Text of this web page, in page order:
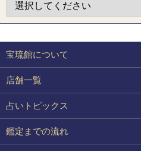
宝琉館について
店舗一覧
占いトピックス
鑑定までの流れ